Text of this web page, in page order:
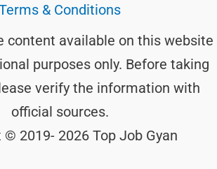
& Conditions
content available on this website
purposes only. Before taking
verify the information with
official sources.
© 2019- 2026 Top Job Gyan